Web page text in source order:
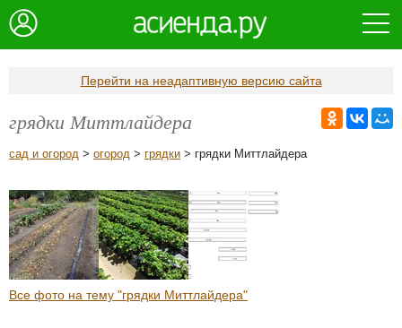
Перейти на неадаптивную версию сайта
грядки Миттлайдера
сад и огород > огород > грядки > грядки Миттлайдера
Все фото на тему "грядки Миттлайдера"